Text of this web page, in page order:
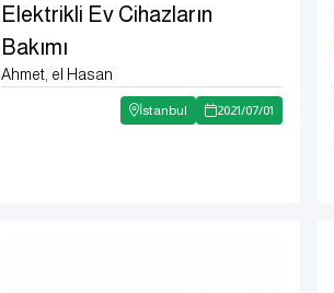
Elektrikli Ev Cihazların
Bakımı
Ahmet, el Hasan
İstanbul 2021/07/01